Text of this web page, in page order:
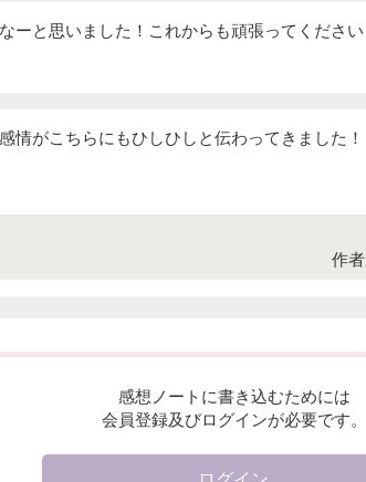
ーと思いました！これからも頑張ってください
情がこちらにもひしひしと伝わってきました！
作
感想ノートに書き込むためには
会員登録及びログインが必要です。